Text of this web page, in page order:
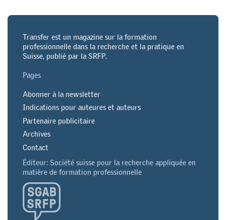
Transfer est un magazine sur la formation
professionnelle dans la recherche et la pratique en
Suisse, publié par la SRFP.
Pages
Abonner à la newsletter
Indications pour auteures et auteurs
Partenaire publicitaire
Archives
Contact
Éditeur: Société suisse pour la recherche appliquée en
matière de formation professionnelle